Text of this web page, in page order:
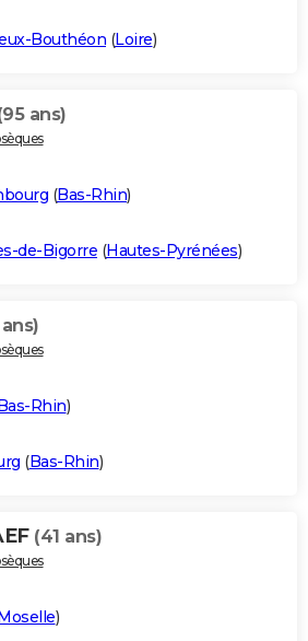
Bouthéon (Loire)
ans)
(Bas-Rhin)
de-Bigorre (Hautes-Pyrénées)
Rhin)
(Bas-Rhin)
(41 ans)
)